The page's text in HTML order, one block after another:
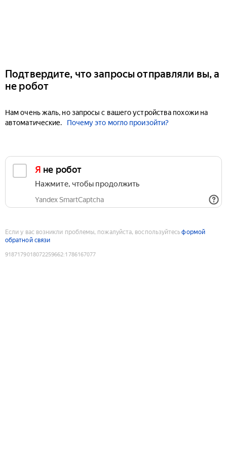
Подтвердите, что запросы отправляли вы, а
не робот
Нам очень жаль, но запросы с вашего устройства похожи на
автоматические.
Почему это могло произойти?
Я не робот
Нажмите, чтобы продолжить
Yandex SmartCaptcha
Если у вас возникли проблемы, пожалуйста, воспользуйтесьформой
обратной связи
9187179018072259662:1786167077